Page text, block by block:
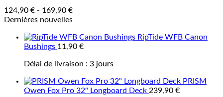
124,90 € - 169,90 €
Dernières nouvelles
RipTide WFB Canon
Bushings 11,90 €
Délai de livraison : 3 jours
PRISM
Owen Fox Pro 32" Longboard Deck 239,90 €